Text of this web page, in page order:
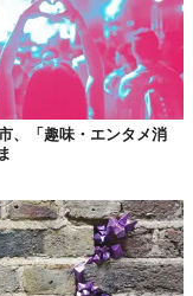
の通り
、「趣味・エンタメ消